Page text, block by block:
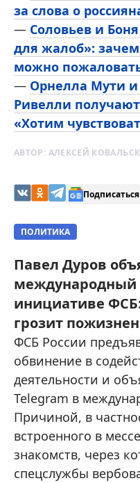
за слова о
— Соловьев и
для жалоб»:
можно
— Орнелла Мути
Ривелли
«Хотим
АВТОР: АЛЕКСЕЙ
ПОЛИТИКА
Павел Дуров
международный
инициативе
грозит
ФСБ России
обвинение в
деятельности и
Telegram в
Причиной, в
встроенного в
знакомств, через
спецслужбы